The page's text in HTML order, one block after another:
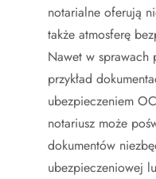
notarialne oferują
także atmosferę
Nawet w sprawach
przykład
ubezpieczeniem
notariusz może
dokumentów
ubezpieczeniowej